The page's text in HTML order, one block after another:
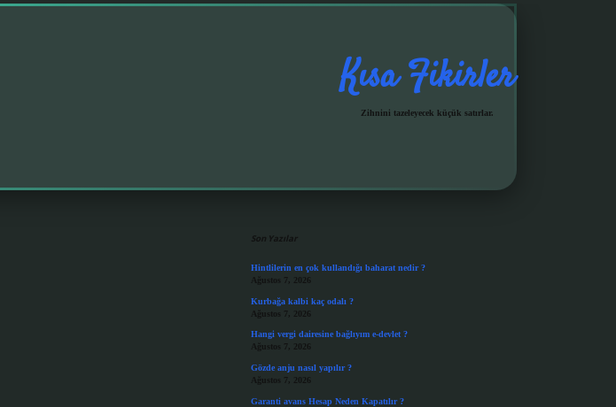
Kısa Fikirler
Zihnini tazeleyecek küçük satırlar.
Son Yazılar
Hintlilerin en çok kullandığı baharat nedir ?
Ağustos 7, 2026
Kurbağa kalbi kaç odalı ?
Ağustos 7, 2026
Hangi vergi dairesine bağlıyım e-devlet ?
Ağustos 7, 2026
Gözde anju nasıl yapılır ?
Ağustos 7, 2026
Garanti avans Hesap Neden Kapatılır ?